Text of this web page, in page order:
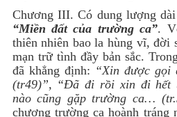
Chương III. Có dung lượng
“Miền đất của trường ca”.
thiên nhiên bao la hùng vĩ, đời
mạn trữ tình đầy bản sắc.
đã khẳng định: “Xin được gọi
(tr49)”, “Đã đi rồi xin đi hết
nào cũng gặp trường ca…
chương trường ca hoành